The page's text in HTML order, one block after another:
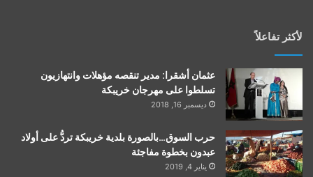
لأكثر تفاعلاً
عثمان أشقرا: مدير تنقصه مؤهلات وانتهازيون
تسلطوا على مهرجان خريبكة
ديسمبر 16, 2018
حرب السوق…بالصورة بلدية خريبكة تردُّ على أولاد
عبدون بخطوة مفاجئة
يناير 4, 2019